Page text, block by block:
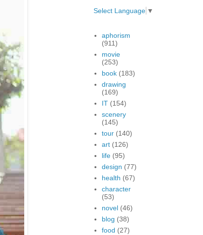
Select Language ▼
aphorism
(911)
movie
(253)
book (183)
drawing
(169)
IT (154)
scenery
(145)
tour (140)
art (126)
life (95)
design (77)
health (67)
character
(53)
novel (46)
blog (38)
food (27)